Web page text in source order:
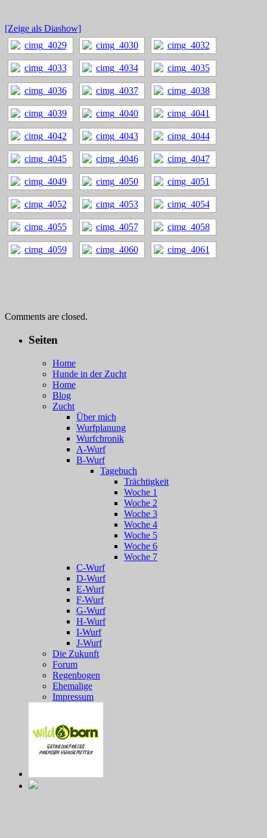
[Zeige als Diashow]
Comments are closed.
Seiten
Home
Hunde in der Zucht
Home
Blog
Zucht
Über mich
Wurfplanung
Wurfchronik
A-Wurf
B-Wurf
Tagebuch
Trächtigkeit
Woche 1
Woche 2
Woche 3
Woche 4
Woche 5
Woche 6
Woche 7
C-Wurf
D-Wurf
E-Wurf
F-Wurf
G-Wurf
H-Wurf
I-Wurf
J-Wurf
Die Zukunft
Forum
Regenbogen
Ehemalige
Impressum